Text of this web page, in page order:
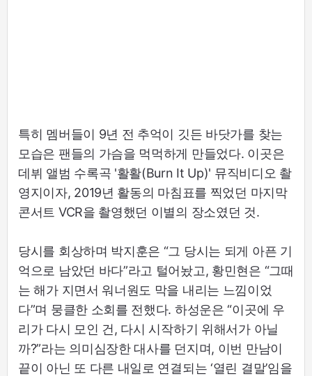
특히 멤버들이 9년 전 추억이 깃든 바닷가를 찾는
모습은 팬들의 가슴을 먹먹하게 만들었다. 이곳은
데뷔 앨범 수록곡 '활활(Burn It Up)' 뮤직비디오 촬
영지이자, 2019년 활동의 마침표를 찍었던 마지막
콘서트 VCR을 촬영했던 이별의 장소였던 것.
당시를 회상하며 박지훈은 “그 당시는 되게 아픈 기
억으로 남았던 바다”라고 털어놨고, 황민현은 “그때
는 해가 지면서 워너원도 막을 내리는 느낌이었
다”며 뭉클한 소회를 전했다. 하성운은 “이곳에 우
리가 다시 모인 건, 다시 시작하기 위해서가 아닐
까?”라는 의미심장한 대사를 던지며, 이번 만남이
끝이 아닌 또 다른 내일로 연결되는 ‘열린 결말’임을